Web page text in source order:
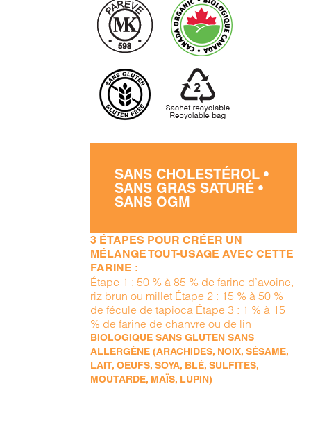
SANS CHOLESTÉROL •
SANS GRAS SATURÉ •
SANS OGM
3 ÉTAPES POUR CRÉER UN
MÉLANGE TOUT-USAGE AVEC CETTE
FARINE :
Étape 1 : 50 % à 85 % de farine d’avoine,
riz brun ou millet Étape 2 : 15 % à 50 %
de fécule de tapioca Étape 3 : 1 % à 15
% de farine de chanvre ou de lin
BIOLOGIQUE SANS GLUTEN SANS
ALLERGÈNE (ARACHIDES, NOIX, SÉSAME,
LAIT, OEUFS, SOYA, BLÉ, SULFITES,
MOUTARDE, MAÏS, LUPIN)